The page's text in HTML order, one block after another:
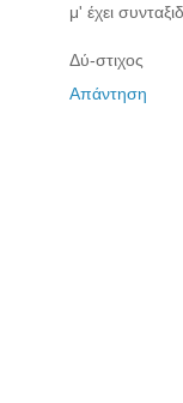
μ' έχει
Δύ-στιχος
Απάντηση